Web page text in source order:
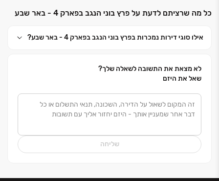
פרץ בוני הנגב
כל מה שרציתם לדעת על פרץ בוני הנגב בפארק 4 - באר שבע
אילו סוגי דירות נמכרות בפרץ בוני הנגב בפארק 4 - באר שבע?
לא מצאת את התשובה לשאלה שלך?
שאל את היזם
שליחה